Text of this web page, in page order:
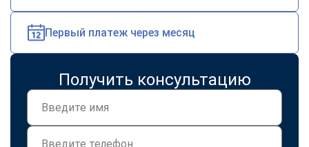
Первый платеж через месяц
Получить консультацию